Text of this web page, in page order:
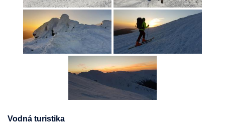
Vodná turistika